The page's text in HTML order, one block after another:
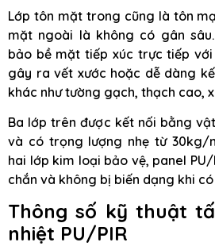
Lớp tôn mặt trong cũng là tôn
mặt ngoài là không có gân
bảo bề mặt tiếp xúc trực tiếp
gây ra vết xước hoặc dễ dàng
khác như tường gạch, thạch cao,
Ba lớp trên được kết nối bằng
và có trọng lượng nhẹ từ 30kg/
hai lớp kim loại bảo vệ, panel
chắn và không bị biến dạng khi
Thông số kỹ thuậtt
nhiệt PU/PIR